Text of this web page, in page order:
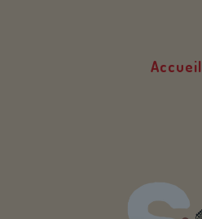
Accueil